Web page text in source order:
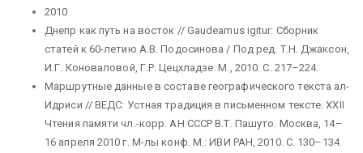
2010
Днепр как путь на восток // Gaudeamus igitur: Сборник
статей к 60-летию А.В. Подосинова / Под ред. Т.Н. Джаксон,
И.Г. Коноваловой, Г.Р. Цецхладзе. М., 2010. С. 217–224.
Маршрутные данные в составе географического текста ал-
Идриси // ВЕДС: Устная традиция в письменном тексте. XXII
Чтения памяти чл.-корр. АН СССР В.Т. Пашуто. Москва, 14–
16 апреля 2010 г. М-лы конф. М.: ИВИ РАН, 2010. С. 130–134.